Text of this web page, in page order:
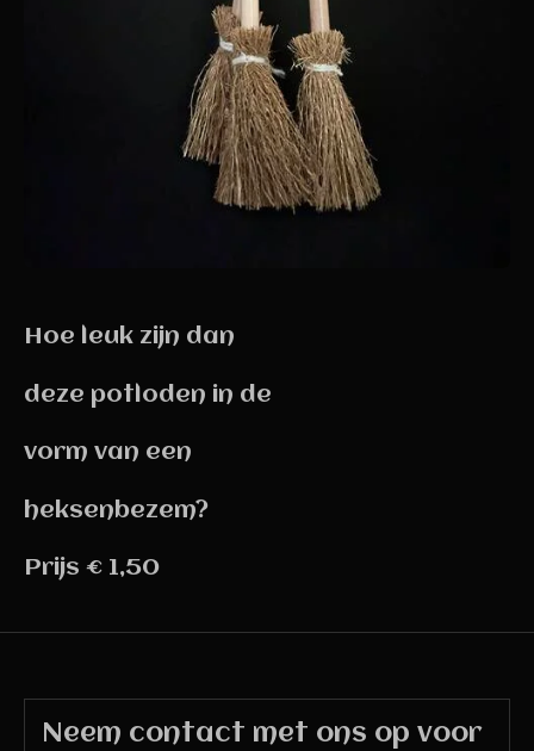
Hoe leuk zijn dan
deze potloden in de
vorm van een
heksenbezem?
Prijs € 1,50
Neem contact met ons op voor